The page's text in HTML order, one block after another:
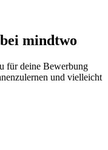
mindtwo
für deine Bewerbung
und vielleicht